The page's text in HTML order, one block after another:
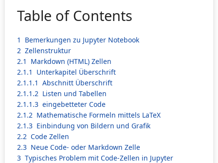
Table of Contents
1 Bemerkungen zu Jupyter Notebook
2 Zellenstruktur
2.1 Markdown (HTML) Zellen
2.1.1 Unterkapitel Überschrift
2.1.1.1 Abschnitt Überschrift
2.1.1.2 Listen und Tabellen
2.1.1.3 eingebetteter Code
2.1.2 Mathematische Formeln mittels LaTeX
2.1.3 Einbindung von Bildern und Grafik
2.2 Code Zellen
2.3 Neue Code- oder Markdown Zelle
3 Typisches Problem mit Code-Zellen in Jupyter